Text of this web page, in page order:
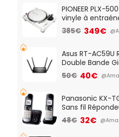
QWERTY UK -
PIONEER PLX-
vinyle à
vitesses (33-
pre-ampli
385€ 349€
Asus RT-AC59U
Double Bande
Client VPN,
d'accès et
50€ 40€
Panasonic KX-
Sans fil
Française]
48€ 32€